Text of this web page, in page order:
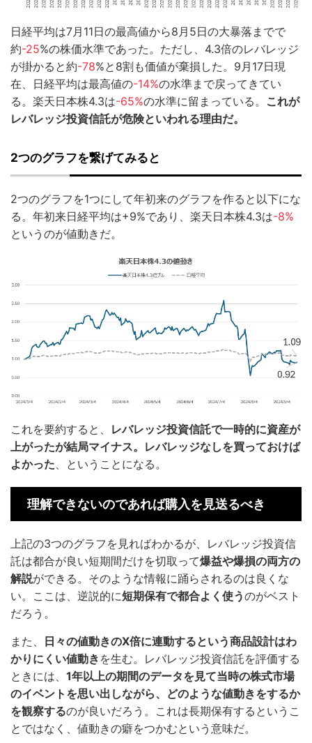
日経平均は7月11日の最高値から8月5日の大暴落までで
約-25%の株価水準であった。ただし、4.3倍のレバレッジ
が掛かると約-78%と8割も価値が棄損した。9月17日現
在、日経平均は最高値の-14%の水準まで戻ってきてい
る。楽天日本株4.3は-65%の水準に留まっている。 これが
レバレッジ投資信託が危険といわれる理由だ。
2つのグラフを繋げてみると
2つのグラフを1つにして年初来のグラフを作ると以下にな
る。年初来日経平均は+9%であり、楽天日本株4.3は-8%
というのが値動きだ。
これを要約すると、 レバレッジ投資信託で一時的に資産が
上がったが結局マイナス。レバレッジなしを買っておけば
よかった、ということになる。
理解できないのであれば購入を見送るべき
上記の3つのグラフを見ればわかるが、レバレッジ投資信
託は都合が良い短期間だけを切取って爆益や爆損の両方の
解説ができる。そのような情報に踊らされるのは良くな
い。ここは、逆説的に短期保有で都合よく使うのがベスト
だろう。
また、
日々の値動きのX倍に連動するという商品設計はわ
かりにくい値動き を生む。レバレッジ投資信託を評価する
ときには、 1年以上の期間のデータを見て当時の株式市場
のイベントを思い出しながら、どのような値動きをするか
を観察するのが良いだろう。これは長期保有するというこ
とではなく、値動きの癖をつかむという意味だ。